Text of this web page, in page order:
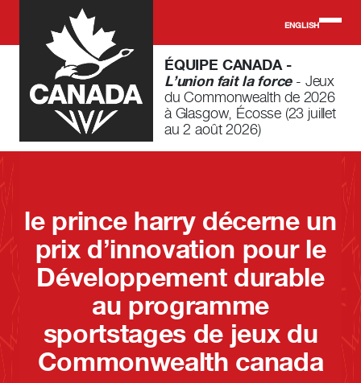
Skip to main content
ENGLISH
ÉQUIPE CANADA -
L’union fait la force- Jeux
du Commonwealth de 2026
à Glasgow, Écosse (23 juillet
au 2 août 2026)
le prince harry décerne un
prix d’innovation pour le
Développement durable
au programme
sportstages de jeux du
Commonwealth canada